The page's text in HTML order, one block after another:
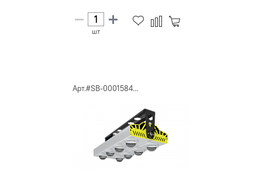
шт
Арт.#SB-0001584...